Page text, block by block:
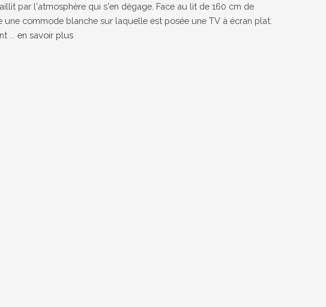
par l'atmosphère qui s'en dégage. Face au lit de 160 cm de
une commode blanche sur laquelle est posée une TV à écran plat.
...en savoir plus